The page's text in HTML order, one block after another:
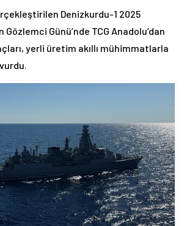
Denizkurdu-1 2025
Gözlemci Günü’nde TCG Anadolu’dan
yerli üretim akıllı mühimmatlarla